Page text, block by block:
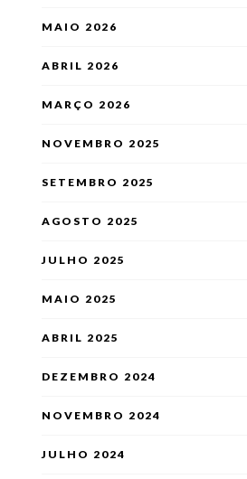
MAIO 2026
ABRIL 2026
MARÇO 2026
NOVEMBRO 2025
SETEMBRO 2025
AGOSTO 2025
JULHO 2025
MAIO 2025
ABRIL 2025
DEZEMBRO 2024
NOVEMBRO 2024
JULHO 2024